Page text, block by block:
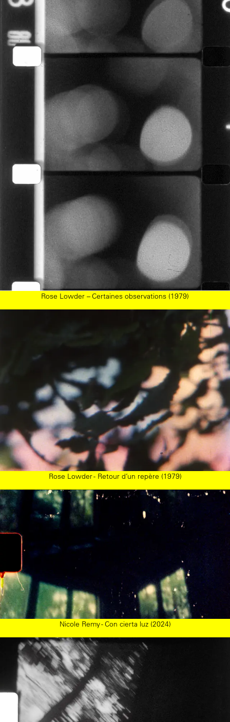
Rose Lowder – Certaines observations (1979)
Rose Lowder - Retour d’un repère (1979)
Nicole Remy - Con cierta luz (2024)